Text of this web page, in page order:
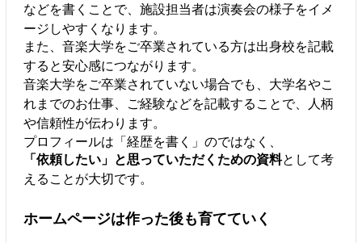
などを書くことで、施設担当者は演奏会の様子をイメ
ージしやすくなります。
また、音楽大学をご卒業されている方は出身校を記載
すると安心感につながります。
音楽大学をご卒業されていない場合でも、大学名やこ
れまでのお仕事、ご経験などを記載することで、人柄
や信頼性が伝わります。
プロフィールは「経歴を書く」のではなく、
「依頼したい」と思っていただくための資料として考
えることが大切です。
ホームページは作った後も育てていく